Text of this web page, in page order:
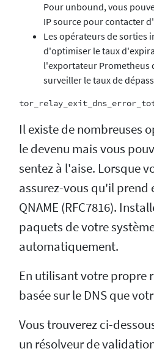
Pour unbound, vous
IP source pour contacter
Les opérateurs de sorties
d'optimiser le taux
l'exportateur Prometheus
surveiller le taux de
Il existe de nombreuses
le devenu mais vous
sentez à l'aise. Lorsque
assurez-vous qu'il prend
QNAME (RFC7816).
paquets de votre
automatiquement.
En utilisant votre propre
basée sur le DNS que
Vous trouverez ci-
un résolveur de